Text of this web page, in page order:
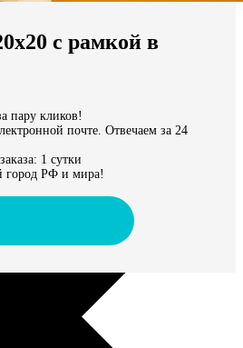
миру
с рамкой в
пару кликов!
почте. Отвечаем за 24
1 сутки
город РФ и мира!